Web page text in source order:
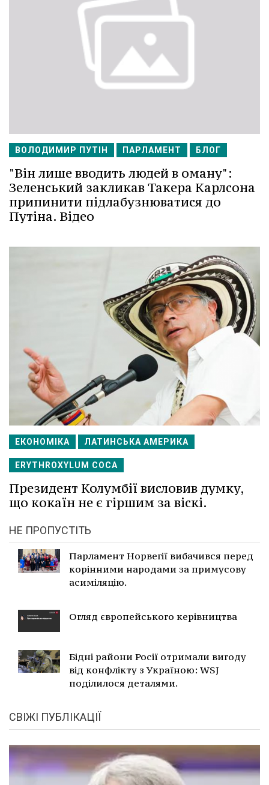
ВОЛОДИМИР ПУТІН ПАРЛАМЕНТ БЛОГ
"Він лише вводить людей в оману":
Зеленський закликав Такера Карлсона
припинити підлабузнюватися до
Путіна. Відео
ЕКОНОМІКА ЛАТИНСЬКА АМЕРИКА
ERYTHROXYLUM COCA
Президент Колумбії висловив думку,
що кокаїн не є гіршим за віскі.
НЕ ПРОПУСТІТЬ
Парламент Норвегії вибачився перед
корінними народами за примусову
асиміляцію.
Огляд європейського керівництва
Бідні райони Росії отримали вигоду
від конфлікту з Україною: WSJ
поділилося деталями.
СВІЖІ ПУБЛІКАЦІЇ